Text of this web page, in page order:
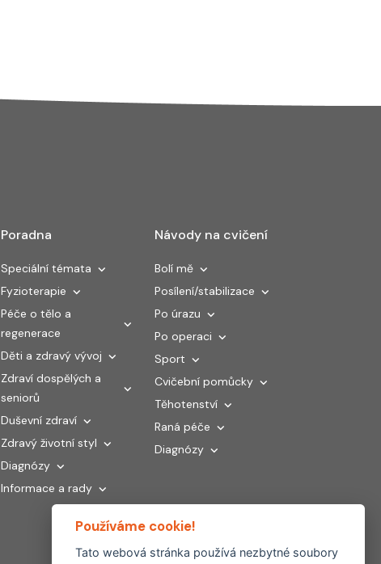
Poradna
Speciální témata
Fyzioterapie
Péče o tělo a
regenerace
Děti a zdravý vývoj
Zdraví dospělých a
seniorů
Duševní zdraví
Zdravý životní styl
Diagnózy
Informace a rady
Návody na cvičení
Bolí mě
Posílení/stabilizace
Po úrazu
Po operaci
Sport
Cvičební pomůcky
Těhotenství
Raná péče
Diagnózy
Používáme cookie!
Tato webová stránka používá nezbytné soubory